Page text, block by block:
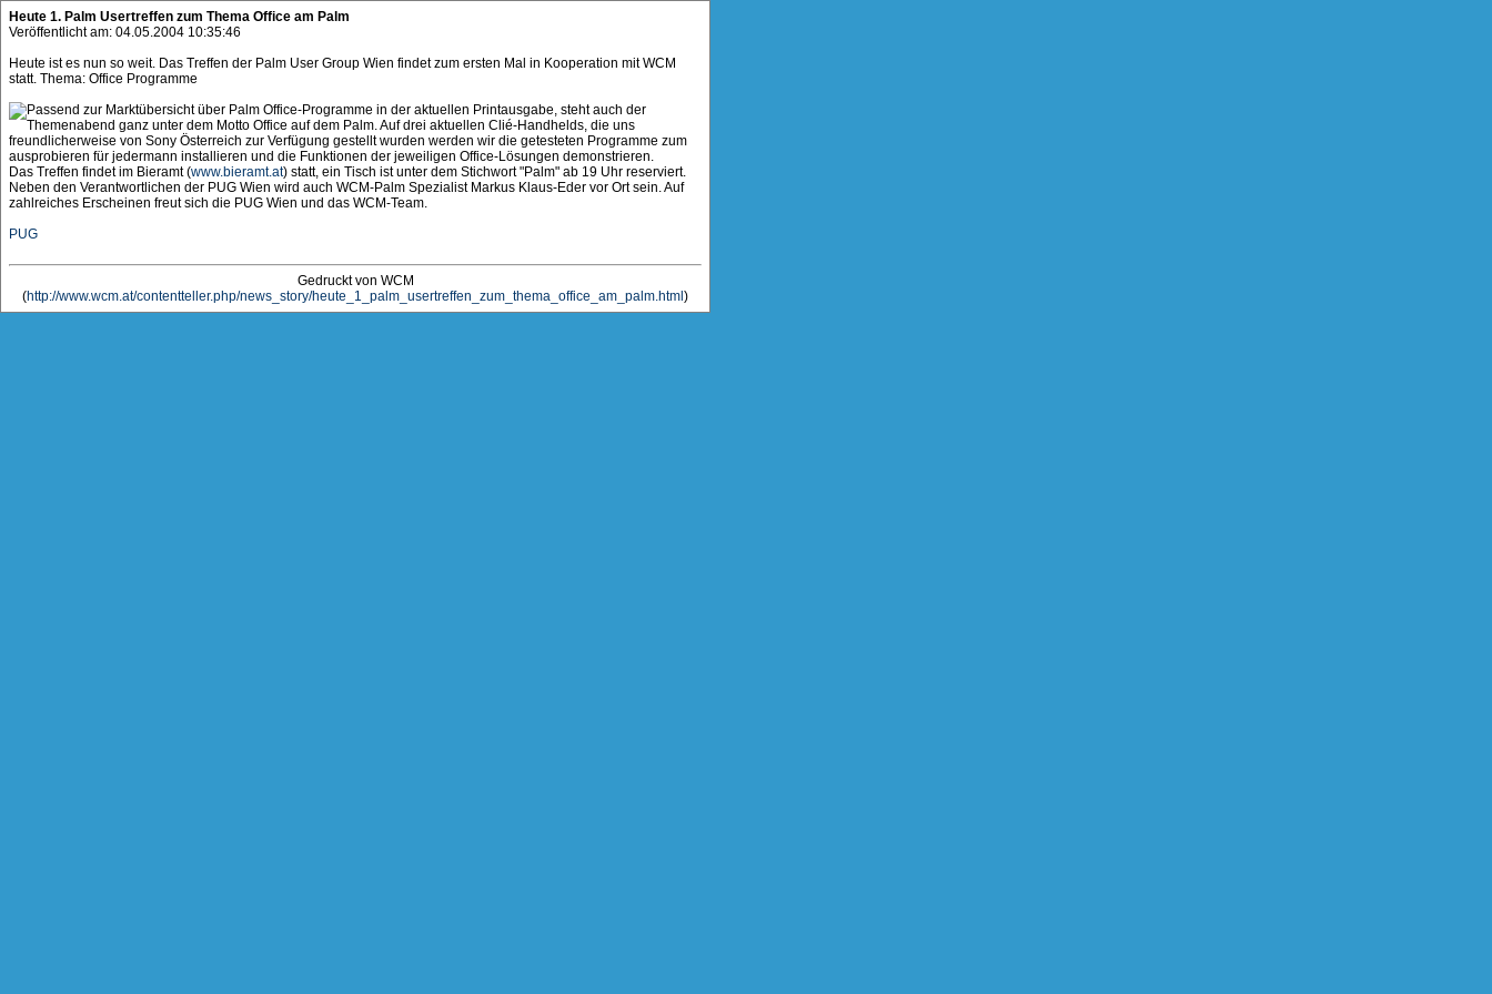
Heute 1. Palm Usertreffen zum Thema Office am Palm
Veröffentlicht am: 04.05.2004 10:35:46
Heute ist es nun so weit. Das Treffen der Palm User Group Wien findet zum ersten Mal in Kooperation mit WCM
statt. Thema: Office Programme
Passend zur Marktübersicht über Palm Office-Programme in der aktuellen Printausgabe, steht auch der
Themenabend ganz unter dem Motto Office auf dem Palm. Auf drei aktuellen Clié-Handhelds, die uns
freundlicherweise von Sony Österreich zur Verfügung gestellt wurden werden wir die getesteten Programme zum
ausprobieren für jedermann installieren und die Funktionen der jeweiligen Office-Lösungen demonstrieren.
Das Treffen findet im Bieramt (www.bieramt.at) statt, ein Tisch ist unter dem Stichwort "Palm" ab 19 Uhr reserviert.
Neben den Verantwortlichen der PUG Wien wird auch WCM-Palm Spezialist Markus Klaus-Eder vor Ort sein. Auf
zahlreiches Erscheinen freut sich die PUG Wien und das WCM-Team.
PUG
Gedruckt von WCM
(http://www.wcm.at/contentteller.php/news_story/heute_1_palm_usertreffen_zum_thema_office_am_palm.html )